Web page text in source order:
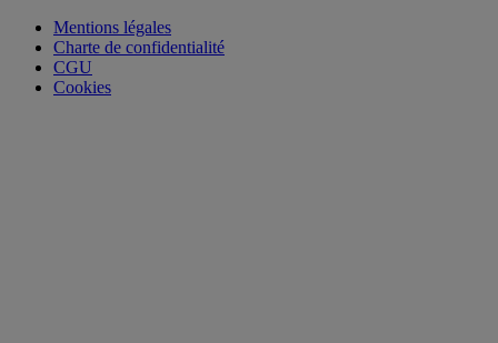
Mentions légales
Charte de confidentialité
CGU
Cookies